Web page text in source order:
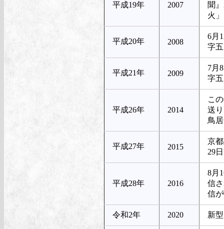
平成19年 2007
聞
火
平成20年 2008
6月
字
平成21年 2009
7月
字
平成26年 2014
こ
送
鳥
平成27年 2015
京
29
平成28年 2016
8月
信
信
令和2年 2020 新